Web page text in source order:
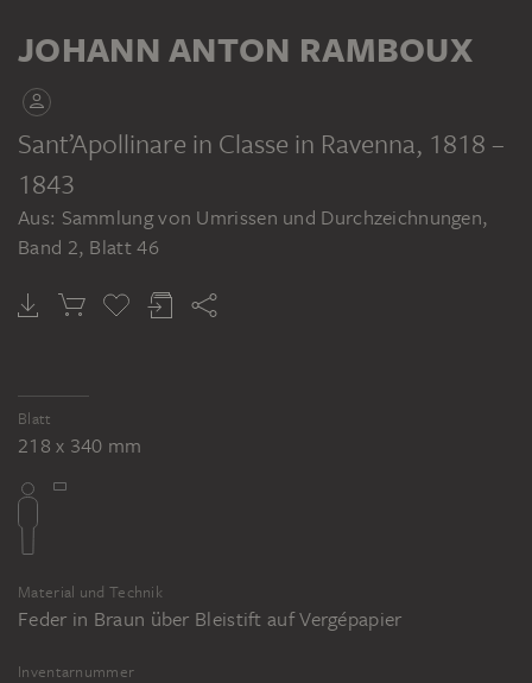
JOHANN ANTON RAMBOUX
Sammlung von Umrissen und Durchzeichnungen, Band 2
JOHANN ANTON RAMBOUX
Sant’Apollinare in Classe in Ravenna, 1818 –
1843
Aus: Sammlung von Umrissen und Durchzeichnungen,
Band 2, Blatt 46
Blatt
218 x 340 mm
Material und Technik
Feder in Braun über Bleistift auf Vergépapier
Inventarnummer